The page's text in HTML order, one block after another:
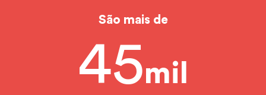
São mais de
45mil